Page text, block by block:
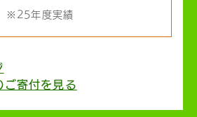
※25年度実績
ご寄付を見る